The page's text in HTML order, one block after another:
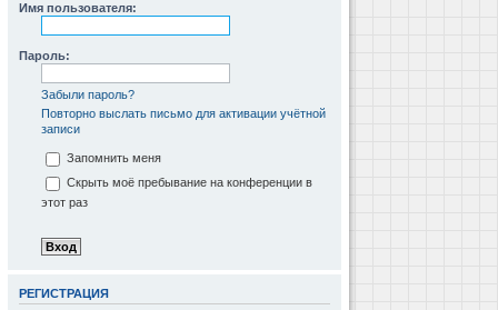
Имя пользователя:
Пароль:
Забыли пароль?
Повторно выслать письмо для активации учётной
записи
Запомнить меня
Скрыть моё пребывание на конференции в
этот раз
РЕГИСТРАЦИЯ